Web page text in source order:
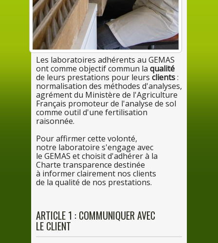
Les laboratoires adhérents au GEMAS
ontcomme objectif commun la qualité
de leurs prestations pour leurs clients:
normalisation des méthodes d'analyses,
agrémentdu Ministère de l'Agriculture
Français promoteurde l'analyse de sol
comme outil d'une fertilisation
raisonnée.
Pouraffirmer cette volonté,
notre laboratoire s'engage avec
le GEMAS et choisit d'adhérerà la
Charte transparence destinée
à informer clairement nos clients
de la qualité de nos prestations.
ARTICLE 1 : COMMUNIQUER AVEC
LE CLIENT